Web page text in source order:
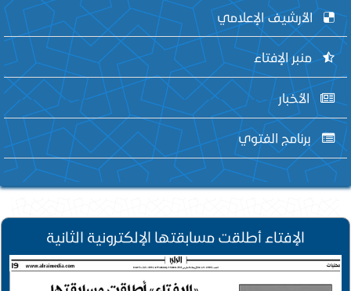
الأرشيف الإعلامي
منبر الإفتاء
الأخبار
برنامج الفتوي
الإفتاء أطلقت مسابقتها الإلكترونية الثانية